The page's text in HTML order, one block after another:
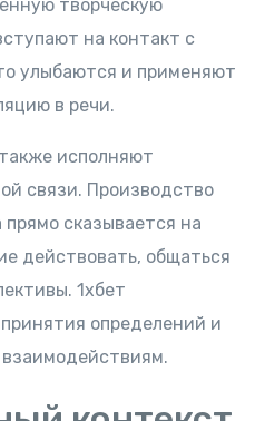
творческую
на контакт с
улыбаются и применяют
в речи.
исполняют
связи. Производство
сказывается на
действовать, общаться
1хбет
определений и